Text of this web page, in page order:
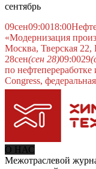
сентябрь
09сен09:0018:00
«Модернизация
Москва, Тверская 22,
28сен(сен 28)09:0029
по
Congress,
О НАС
Межотраслевой